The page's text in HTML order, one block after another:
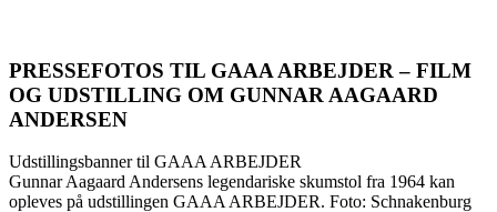
PRESSEFOTOS TIL GAAA ARBEJDER – FILM
OG UDSTILLING OM GUNNAR AAGAARD
ANDERSEN
Udstillingsbanner til GAAA ARBEJDER
Gunnar Aagaard Andersens legendariske skumstol fra 1964 kan
opleves på udstillingen GAAA ARBEJDER. Foto: Schnakenburg